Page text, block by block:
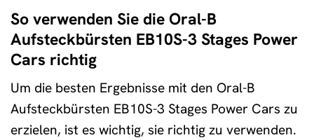
So verwenden Sie die Oral-B
Aufsteckbürsten EB10S-3 Stages Power
Cars richtig
Um die besten Ergebnisse mit den Oral-B
Aufsteckbürsten EB10S-3 Stages Power Cars zu
erzielen, ist es wichtig, sie richtig zu verwenden.